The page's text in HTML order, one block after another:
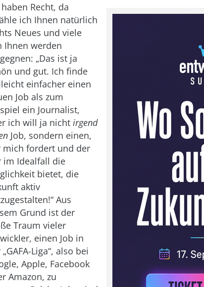
haben Recht, da
ich Ihnen natürlich
Neues und viele
Ihnen werden
„Das ist ja
und gut. Ich finde
einfacher einen
Job als zum
ein Journalist,
ich will ja nicht irgend
Job, sondern einen,
mich fordert und der
im Idealfall die
bietet, die
aktiv
Aus
Grund ist der
Traum vieler
einen Job in
Liga“, also bei
Apple, Facebook
Amazon, zu